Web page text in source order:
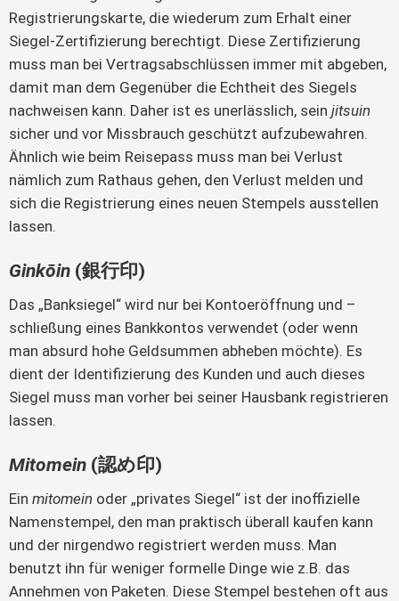
Registrierungskarte, die wiederum zum Erhalt einer
Siegel-Zertifizierung berechtigt. Diese Zertifizierung
muss man bei Vertragsabschlüssen immer mit abgeben,
damit man dem Gegenüber die Echtheit des Siegels
nachweisen kann. Daher ist es unerlässlich, sein jitsuin
sicher und vor Missbrauch geschützt aufzubewahren.
Ähnlich wie beim Reisepass muss man bei Verlust
nämlich zum Rathaus gehen, den Verlust melden und
sich die Registrierung eines neuen Stempels ausstellen
lassen.
Ginkōin (銀行印)
Das „Banksiegel“ wird nur bei Kontoeröffnung und –
schließung eines Bankkontos verwendet (oder wenn
man absurd hohe Geldsummen abheben möchte). Es
dient der Identifizierung des Kunden und auch dieses
Siegel muss man vorher bei seiner Hausbank registrieren
lassen.
Mitomein (認め印)
Ein mitomein oder „privates Siegel“ ist der inoffizielle
Namenstempel, den man praktisch überall kaufen kann
und der nirgendwo registriert werden muss. Man
benutzt ihn für weniger formelle Dinge wie z.B. das
Annehmen von Paketen. Diese Stempel bestehen oft aus